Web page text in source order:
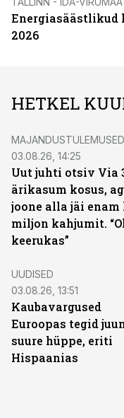
Energiasäästlikud
2026
HETKEL
MAJANDUSTULEMUSED
03.08.26, 14:25
Uut juhti otsiv Via
ärikasum kosus,
joone alla jäi enam
miljon kahjumit.
keerukas”
UUDISED
03.08.26, 13:51
Kaubavargused
Euroopas tegid
suure hüppe, eriti
Hispaanias